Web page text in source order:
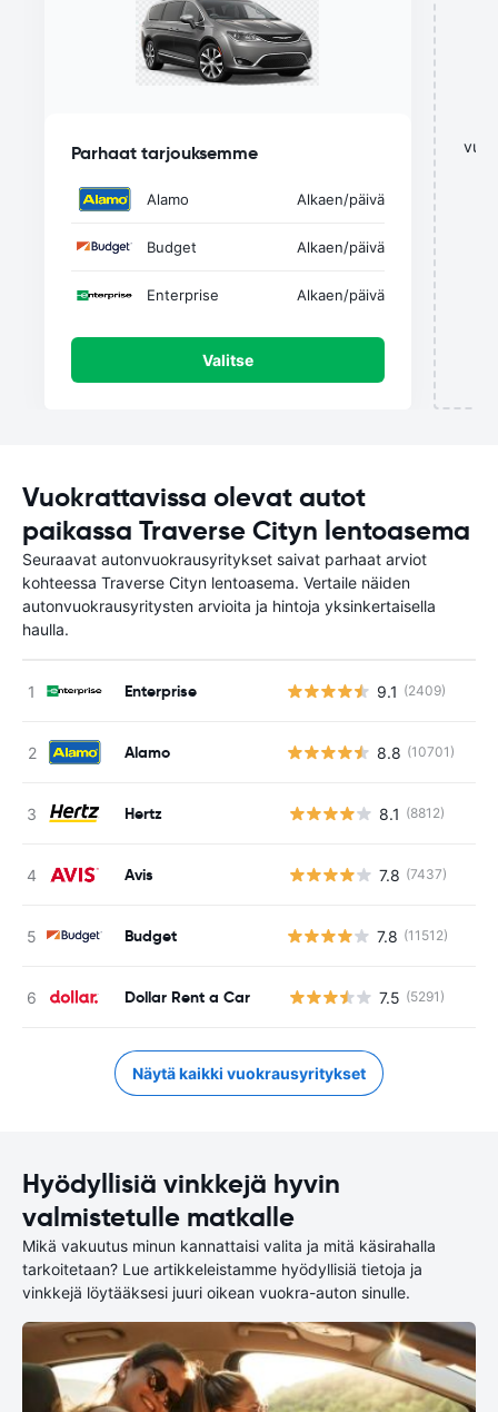
Parhaat tarjouksemme
Alamo Alkaen/päivä
Budget Alkaen/päivä
Enterprise Alkaen/päivä
Valitse
Vuokrattavissa olevat autot
paikassa Traverse Cityn lentoasema
Seuraavat autonvuokrausyritykset saivat parhaat arviot
kohteessa Traverse Cityn lentoasema. Vertaile näiden
autonvuokrausyritysten arvioita ja hintoja yksinkertaisella
haulla.
Enterprise 9.1 (2409)
Alamo 8.8 (10701)
Hertz 8.1 (8812)
Avis 7.8 (7437)
Budget 7.8 (11512)
Dollar Rent a Car 7.5 (5291)
Näytä kaikki vuokrausyritykset
Hyödyllisiä vinkkejä hyvin
valmistetulle matkalle
Mikä vakuutus minun kannattaisi valita ja mitä käsirahalla
tarkoitetaan? Lue artikkeleistamme hyödyllisiä tietoja ja
vinkkejä löytääksesi juuri oikean vuokra-auton sinulle.